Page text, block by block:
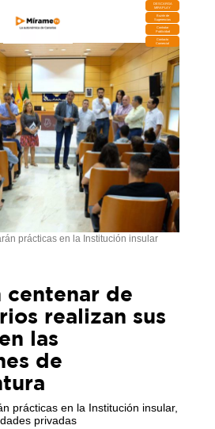
DESCARGA
MIRAPLAY
Buzón de
Sugerencias
Contratar
Publicidad
Contacto
Comercial
prácticas en la Institución insular
centenar de
realizan sus
las
de
prácticas en la Institución insular,
privadas